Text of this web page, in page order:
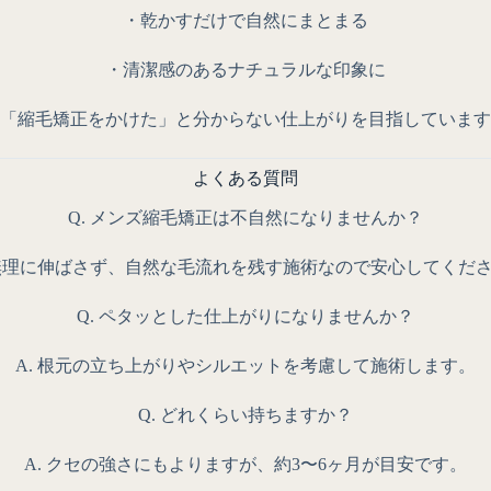
・乾かすだけで自然にまとまる
・清潔感のあるナチュラルな印象に
縮毛矯正をかけた」と分からない仕上がりを目指していま
よくある質問
Q. メンズ縮毛矯正は不自然になりませんか？
に伸ばさず、自然な毛流れを残す施術なので安心してくだ
Q. ペタッとした仕上がりになりませんか？
A. 根元の立ち上がりやシルエットを考慮して施術します。
Q. どれくらい持ちますか？
A. クセの強さにもよりますが、約3〜6ヶ月が目安です。